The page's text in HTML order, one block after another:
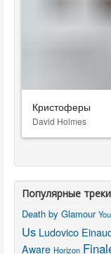
Кристоферы
David Holmes
Популярные треки
Death by Glamour
Us Ludovico
Aware Horizon